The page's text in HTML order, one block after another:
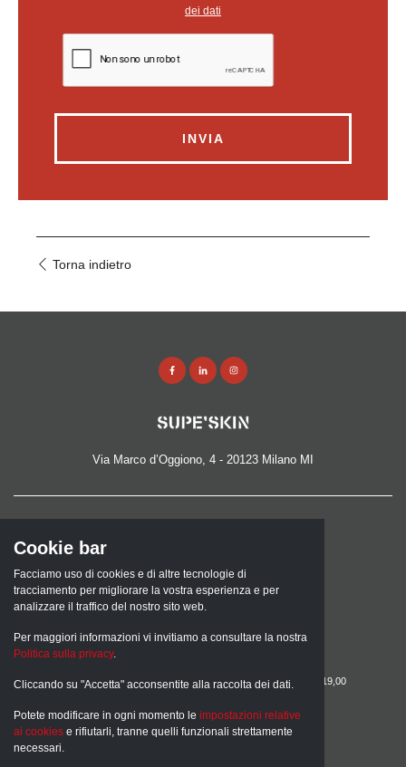
dei dati
INVIA
Torna indietro
Via Marco d’Oggiono, 4 - 20123 Milano MI
EMAIL
info@superskin.it
ORARI SHOWROOM
martedì, mercoledì, giovedì, venerdì: 09,00 - 13,00 /15,00 - 19,00
Parcheggio gratuito in via Ariberto
Cookie bar
Facciamo uso di cookies e di altre tecnologie di
tracciamento per migliorare la vostra esperienza e per
analizzare il traffico del nostro sito web.
Per maggiori informazioni vi invitiamo a consultare la nostra
Politica sulla privacy.
Cliccando su "Accetta" acconsentite alla raccolta dei dati.
Potete modificare in ogni momento le impostazioni relative
ai cookies e rifiutarli, tranne quelli funzionali strettamente
necessari.